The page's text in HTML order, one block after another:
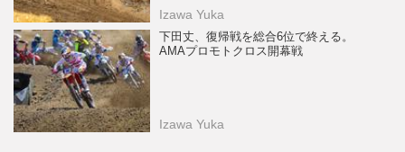
Izawa Yuka
下田丈、復帰戦を総合6位で終える。
AMAプロモトクロス開幕戦
Izawa Yuka